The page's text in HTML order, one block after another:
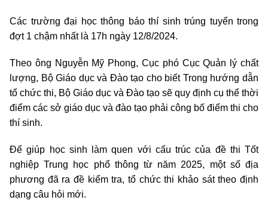
Các trường đại học thông báo thí sinh trúng tuyển trong
đợt 1 chậm nhất là 17h ngày 12/8/2024.
Theo ông Nguyễn Mỹ Phong, Cục phó Cục Quản lý chất
lượng, Bộ Giáo dục và Đào tạo cho biết Trong hướng dẫn
tổ chức thi, Bộ Giáo dục và Đào tạo sẽ quy định cụ thể thời
điểm các sở giáo dục và đào tạo phải công bố điểm thi cho
thí sinh.
Để giúp học sinh làm quen với cấu trúc của đề thi Tốt
nghiệp Trung học phổ thông từ năm 2025, một số địa
phương đã ra đề kiểm tra, tổ chức thi khảo sát theo định
dạng câu hỏi mới.